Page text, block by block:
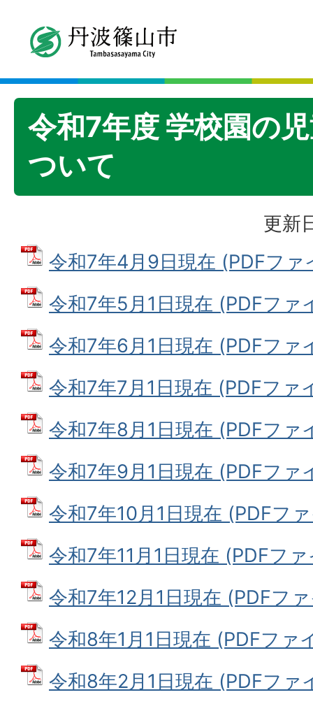
令和7年度 学校園の
ついて
更新
令和7年4月9日現在 (PDFファ
令和7年5月1日現在 (PDFファ
令和7年6月1日現在 (PDFファ
令和7年7月1日現在 (PDFファ
令和7年8月1日現在 (PDFファ
令和7年9月1日現在 (PDFファ
令和7年10月1日現在 (PDFフ
令和7年11月1日現在 (PDFフ
令和7年12月1日現在 (PDFフ
令和8年1月1日現在 (PDFファ
令和8年2月1日現在 (PDFファ